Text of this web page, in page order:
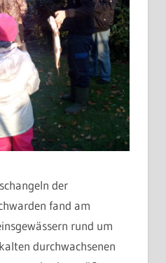
der
fand am
rund um
durchwachsenen